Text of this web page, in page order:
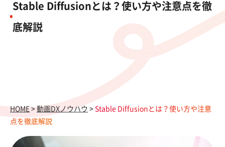
Stable Diffusionとは？使い方や注意点を徹
底解説
HOME > 動画DXノウハウ > Stable Diffusionとは？使い方や注意
点を徹底解説